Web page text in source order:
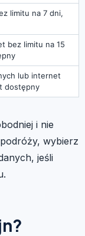
limitu na 7 dni,
bez limitu na 15
lub internet
dostępny
i nie
wybierz
jeśli